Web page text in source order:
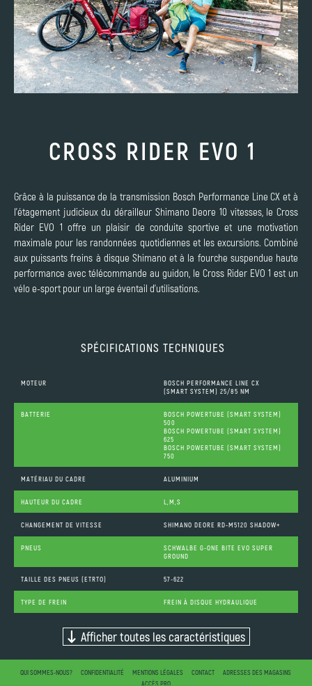
CROSS RIDER EVO 1
Grâce à la puissance de la transmission Bosch Performance Line CX et à
l'étagement judicieux du dérailleur Shimano Deore 10 vitesses, le Cross
Rider EVO 1 offre un plaisir de conduite sportive et une motivation
maximale pour les randonnées quotidiennes et les excursions. Combiné
aux puissants freins à disque Shimano et à la fourche suspendue haute
performance avec télécommande au guidon, le Cross Rider EVO 1 est un
vélo e-sport pour un large éventail d'utilisations.
SPÉCIFICATIONS TECHNIQUES
MOTEUR
BOSCH PERFORMANCE LINE CX
(SMART SYSTEM) 25/85 NM
BATTERIE
BOSCH POWERTUBE (SMART SYSTEM)
500
BOSCH POWERTUBE (SMART SYSTEM)
625
BOSCH POWERTUBE (SMART SYSTEM)
750
MATÉRIAU DU CADRE ALUMINIUM
HAUTEUR DU CADRE L,M,S
CHANGEMENT DE VITESSE SHIMANO DEORE RD-M5120 SHADOW+
PNEUS
SCHWALBE G-ONE BITE EVO SUPER
GROUND
TAILLE DES PNEUS (ETRTO) 57-622
TYPE DE FREIN FREIN À DISQUE HYDRAULIQUE
Afficher toutes les caractéristiques
QUI SOMMES-NOUS? CONFIDENTIALITÉ MENTIONS LÉGALES CONTACT
ADRESSES DES MAGASINS
ACCÈS PRO